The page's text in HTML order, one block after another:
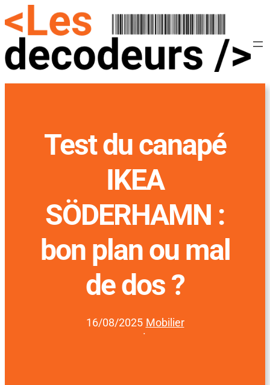
Test du canapé
IKEA
SÖDERHAMN :
bon plan ou mal
de dos ?
16/08/2025
·
Mobilier